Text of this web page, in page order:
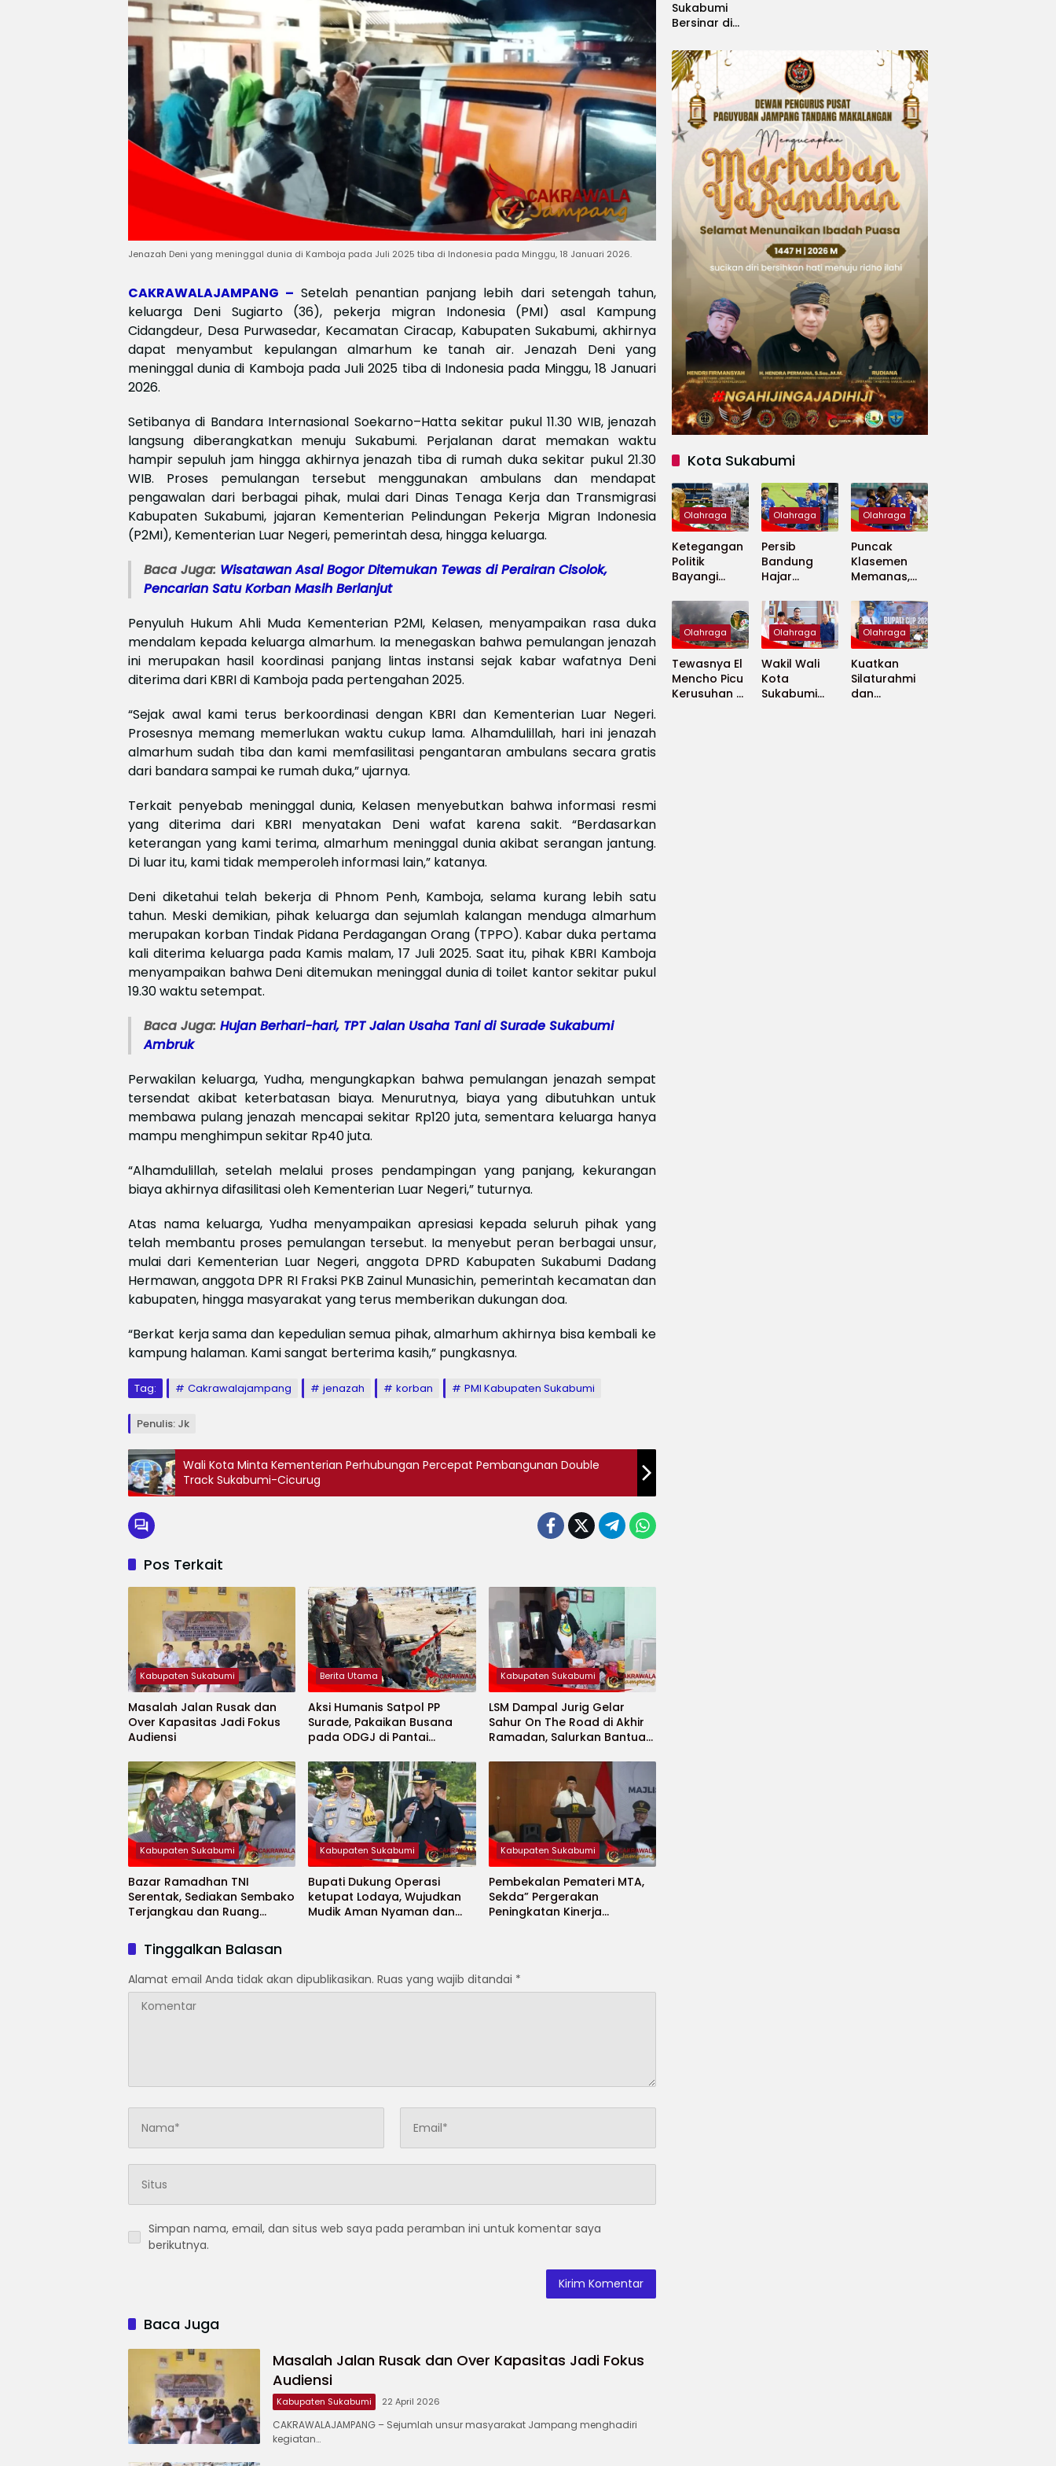
Jenazah Deni yang meninggal dunia di Kamboja pada Juli 2025 tiba di Indonesia pada Minggu, 18 Januari 2026.
CAKRAWALAJAMPANG – Setelah penantian panjang lebih dari setengah tahun,
keluarga Deni Sugiarto (36), pekerja migran Indonesia (PMI) asal Kampung
Cidangdeur, Desa Purwasedar, Kecamatan Ciracap, Kabupaten Sukabumi, akhirnya
dapat menyambut kepulangan almarhum ke tanah air. Jenazah Deni yang
meninggal dunia di Kamboja pada Juli 2025 tiba di Indonesia pada Minggu, 18 Januari
2026.
Setibanya di Bandara Internasional Soekarno–Hatta sekitar pukul 11.30 WIB, jenazah
langsung diberangkatkan menuju Sukabumi. Perjalanan darat memakan waktu
hampir sepuluh jam hingga akhirnya jenazah tiba di rumah duka sekitar pukul 21.30
WIB. Proses pemulangan tersebut menggunakan ambulans dan mendapat
pengawalan dari berbagai pihak, mulai dari Dinas Tenaga Kerja dan Transmigrasi
Kabupaten Sukabumi, jajaran Kementerian Pelindungan Pekerja Migran Indonesia
(P2MI), Kementerian Luar Negeri, pemerintah desa, hingga keluarga.
Baca Juga: Wisatawan Asal Bogor Ditemukan Tewas di Perairan Cisolok,
Pencarian Satu Korban Masih Berlanjut
Penyuluh Hukum Ahli Muda Kementerian P2MI, Kelasen, menyampaikan rasa duka
mendalam kepada keluarga almarhum. Ia menegaskan bahwa pemulangan jenazah
ini merupakan hasil koordinasi panjang lintas instansi sejak kabar wafatnya Deni
diterima dari KBRI di Kamboja pada pertengahan 2025.
“Sejak awal kami terus berkoordinasi dengan KBRI dan Kementerian Luar Negeri.
Prosesnya memang memerlukan waktu cukup lama. Alhamdulillah, hari ini jenazah
almarhum sudah tiba dan kami memfasilitasi pengantaran ambulans secara gratis
dari bandara sampai ke rumah duka,” ujarnya.
Terkait penyebab meninggal dunia, Kelasen menyebutkan bahwa informasi resmi
yang diterima dari KBRI menyatakan Deni wafat karena sakit. “Berdasarkan
keterangan yang kami terima, almarhum meninggal dunia akibat serangan jantung.
Di luar itu, kami tidak memperoleh informasi lain,” katanya.
Deni diketahui telah bekerja di Phnom Penh, Kamboja, selama kurang lebih satu
tahun. Meski demikian, pihak keluarga dan sejumlah kalangan menduga almarhum
merupakan korban Tindak Pidana Perdagangan Orang (TPPO). Kabar duka pertama
kali diterima keluarga pada Kamis malam, 17 Juli 2025. Saat itu, pihak KBRI Kamboja
menyampaikan bahwa Deni ditemukan meninggal dunia di toilet kantor sekitar pukul
19.30 waktu setempat.
Baca Juga: Hujan Berhari-hari, TPT Jalan Usaha Tani di Surade Sukabumi
Ambruk
Perwakilan keluarga, Yudha, mengungkapkan bahwa pemulangan jenazah sempat
tersendat akibat keterbatasan biaya. Menurutnya, biaya yang dibutuhkan untuk
membawa pulang jenazah mencapai sekitar Rp120 juta, sementara keluarga hanya
mampu menghimpun sekitar Rp40 juta.
“Alhamdulillah, setelah melalui proses pendampingan yang panjang, kekurangan
biaya akhirnya difasilitasi oleh Kementerian Luar Negeri,” tuturnya.
Atas nama keluarga, Yudha menyampaikan apresiasi kepada seluruh pihak yang
telah membantu proses pemulangan tersebut. Ia menyebut peran berbagai unsur,
mulai dari Kementerian Luar Negeri, anggota DPRD Kabupaten Sukabumi Dadang
Hermawan, anggota DPR RI Fraksi PKB Zainul Munasichin, pemerintah kecamatan dan
kabupaten, hingga masyarakat yang terus memberikan dukungan doa.
“Berkat kerja sama dan kepedulian semua pihak, almarhum akhirnya bisa kembali ke
kampung halaman. Kami sangat berterima kasih,” pungkasnya.
Tag: Cakrawalajampang jenazah korban PMI Kabupaten Sukabumi
Penulis: Jk
‎Wali Kota Minta Kementerian Perhubungan Percepat Pembangunan Double
Track Sukabumi-Cicurug
Pos Terkait
Kabupaten Sukabumi
Masalah Jalan Rusak dan
Over Kapasitas Jadi Fokus
Audiensi
Berita Utama
Aksi Humanis Satpol PP
Surade, Pakaikan Busana
pada ODGJ di Pantai
Kabupaten Sukabumi
LSM Dampal Jurig Gelar
Sahur On The Road di Akhir
Ramadan, Salurkan Bantuan
Anak Yatim
Kabupaten Sukabumi
Bazar Ramadhan TNI
Serentak, Sediakan Sembako
Terjangkau dan Ruang
Kabupaten Sukabumi
Bupati Dukung Operasi
ketupat Lodaya, Wujudkan
Mudik Aman Nyaman dan
Kabupaten Sukabumi
Pembekalan Pemateri MTA,
Sekda” Pergerakan
Peningkatan Kinerja
Tinggalkan Balasan
Alamat email Anda tidak akan dipublikasikan. Ruas yang wajib ditandai *
Simpan nama, email, dan situs web saya pada peramban ini untuk komentar saya
berikutnya.
Baca Juga
Masalah Jalan Rusak dan Over Kapasitas Jadi Fokus
Audiensi
Kabupaten Sukabumi 22 April 2026
CAKRAWALAJAMPANG – ‎Sejumlah unsur masyarakat Jampang menghadiri
kegiatan…
Sukabumi
Bersinar di
Gelar
Bergengsi
Ajang Idol
Kids
International
2026
Kota Sukabumi
Olahraga
Ketegangan
Politik
Bayangi
Piala Dunia
2026
Olahraga
Persib
Bandung
Hajar
United 5-0,
Perkuat
Puncak
Klasemen BRI
Super
League
Olahraga
Puncak
Klasemen
Memanas,
Persija Saling
Tekan
Olahraga
Tewasnya El
Mencho Picu
Kerusuhan di
Olahraga
Wakil Wali
Kota
Sukabumi
Olahraga
Kuatkan
Silaturahmi
dan